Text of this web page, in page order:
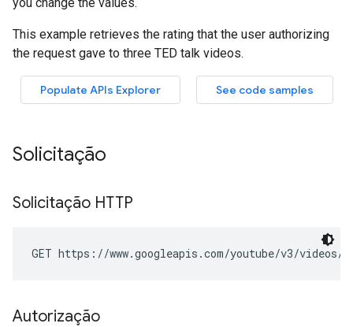
Solicitação
Solicitação HTTP
GET https://www.googleapis.com/youtube/v3/videos/
Autorização